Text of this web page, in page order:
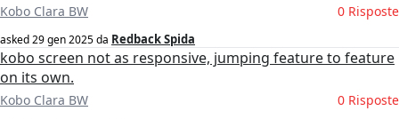
Kobo Clara BW 0 Risposte
asked29 gen 2025da Redback Spida
kobo screen not as responsive, jumping feature to feature
on its own.
Kobo Clara BW 0 Risposte